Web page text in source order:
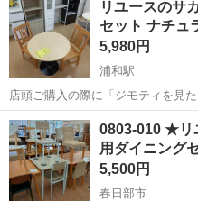
リユースのサ
5,980円
浦和駅
店頭ご購入の際に「ジモティを見
限定価格(店頭価格より7%OFF)で
ま買取強化中！◇ 地域No.1の買取
埼玉 さいたま市 浦和駅
0803-010 ★リ
用ダイニング
5,500円
春日部市